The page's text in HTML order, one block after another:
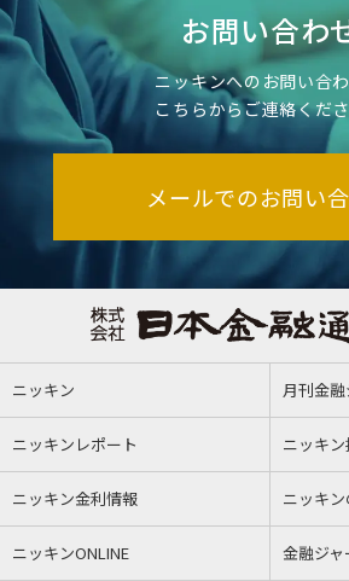
お問い合わ
ニッキンへのお問い合
こちらからご連絡くださ
メールでのお問い
ニッキン 月刊金
ニッキンレポート ニッキ
ニッキン金利情報 ニッキ
ニッキンONLINE 金融ジャ